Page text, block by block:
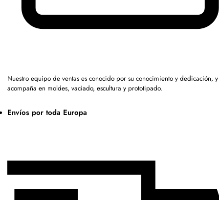
Nuestro equipo de ventas es conocido por su conocimiento y dedicación,
acompaña en moldes, vaciado, escultura y prototipado.
Envíos por toda Europa